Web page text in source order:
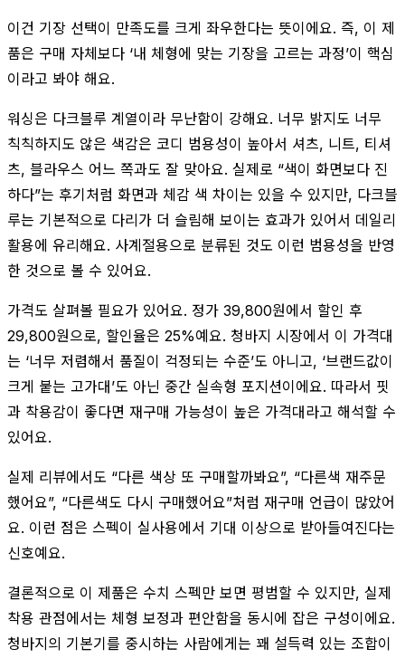
이건 기장 선택이 만족도를 크게 좌우한다는 뜻이에요. 즉, 이 제
품은 구매 자체보다 ‘내 체형에 맞는 기장을 고르는 과정’이 핵심
이라고 봐야 해요.
워싱은 다크블루 계열이라 무난함이 강해요. 너무 밝지도 너무
칙칙하지도 않은 색감은 코디 범용성이 높아서 셔츠, 니트, 티셔
츠, 블라우스 어느 쪽과도 잘 맞아요. 실제로 “색이 화면보다 진
하다”는 후기처럼 화면과 체감 색 차이는 있을 수 있지만, 다크블
루는 기본적으로 다리가 더 슬림해 보이는 효과가 있어서 데일리
활용에 유리해요. 사계절용으로 분류된 것도 이런 범용성을 반영
한 것으로 볼 수 있어요.
가격도 살펴볼 필요가 있어요. 정가 39,800원에서 할인 후
29,800원으로, 할인율은 25%예요. 청바지 시장에서 이 가격대
는 ‘너무 저렴해서 품질이 걱정되는 수준’도 아니고, ‘브랜드값이
크게 붙는 고가대’도 아닌 중간 실속형 포지션이에요. 따라서 핏
과 착용감이 좋다면 재구매 가능성이 높은 가격대라고 해석할 수
있어요.
실제 리뷰에서도 “다른 색상 또 구매할까봐요”, “다른색 재주문
했어요”, “다른색도 다시 구매했어요”처럼 재구매 언급이 많았어
요. 이런 점은 스펙이 실사용에서 기대 이상으로 받아들여진다는
신호예요.
결론적으로 이 제품은 수치 스펙만 보면 평범할 수 있지만, 실제
착용 관점에서는 체형 보정과 편안함을 동시에 잡은 구성이에요.
청바지의 기본기를 중시하는 사람에게는 꽤 설득력 있는 조합이